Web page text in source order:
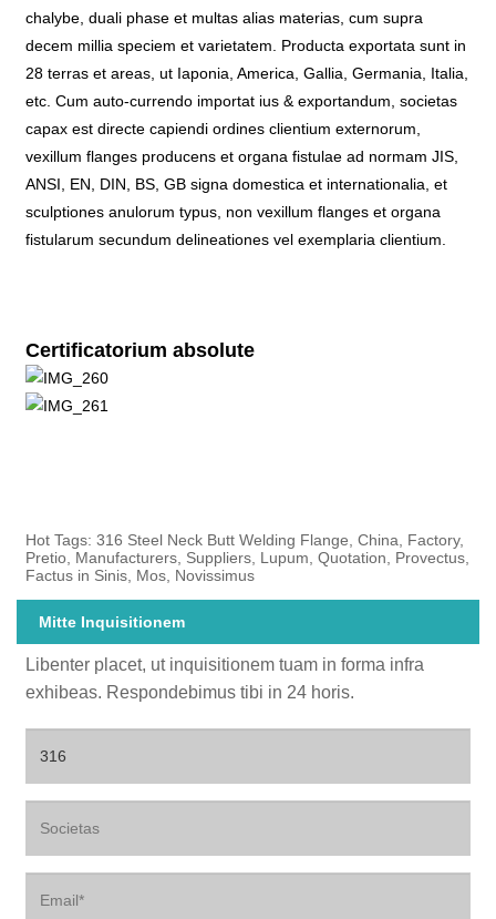
chalybe, duali phase et multas alias materias, cum supra
decem millia speciem et varietatem. Producta exportata sunt in
28 terras et areas, ut Iaponia, America, Gallia, Germania, Italia,
etc. Cum auto-currendo importat ius & exportandum, societas
capax est directe capiendi ordines clientium externorum,
vexillum flanges producens et organa fistulae ad normam JIS,
ANSI, EN, DIN, BS, GB signa domestica et internationalia, et
sculptiones anulorum typus, non vexillum flanges et organa
fistularum secundum delineationes vel exemplaria clientium.
Certificatorium absolute
Hot Tags: 316 Steel Neck Butt Welding Flange, China, Factory,
Pretio, Manufacturers, Suppliers, Lupum, Quotation, Provectus,
Factus in Sinis, Mos, Novissimus
Mitte Inquisitionem
Libenter placet, ut inquisitionem tuam in forma infra
exhibeas. Respondebimus tibi in 24 horis.